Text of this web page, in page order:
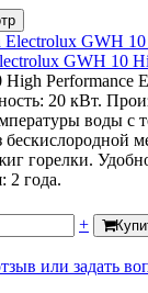
GWH 10
Performance
20 кВт.
воды с
бескислородной
горелки.
2 года.
+
или задать